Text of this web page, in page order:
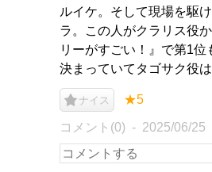
ルイケ。そして現場を駆
ラ。この人がクラリス役
リーがすごい！』で第1位
決まっていてタゴサク役
ナイス ★5
コメント(0) 2025/06/25